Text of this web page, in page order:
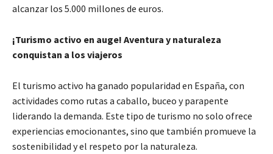
alcanzar los 5.000 millones de euros.
¡Turismo activo en auge! Aventura y naturaleza
conquistan a los viajeros
El turismo activo ha ganado popularidad en España, con
actividades como rutas a caballo, buceo y parapente
liderando la demanda. Este tipo de turismo no solo ofrece
experiencias emocionantes, sino que también promueve la
sostenibilidad y el respeto por la naturaleza.